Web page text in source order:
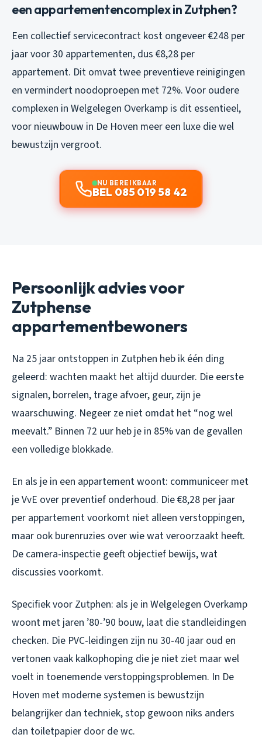
een appartementencomplex in Zutphen?
Een collectief servicecontract kost ongeveer €248 per
jaar voor 30 appartementen, dus €8,28 per
appartement. Dit omvat twee preventieve reinigingen
en vermindert noodoproepen met 72%. Voor oudere
complexen in Welgelegen Overkamp is dit essentieel,
voor nieuwbouw in De Hoven meer een luxe die wel
bewustzijn vergroot.
NU BEREIKBAAR
BEL 085 019 58 42
Persoonlijk advies voor
Zutphense
appartementbewoners
Na 25 jaar ontstoppen in Zutphen heb ik één ding
geleerd: wachten maakt het altijd duurder. Die eerste
signalen, borrelen, trage afvoer, geur, zijn je
waarschuwing. Negeer ze niet omdat het “nog wel
meevalt.” Binnen 72 uur heb je in 85% van de gevallen
een volledige blokkade.
En als je in een appartement woont: communiceer met
je VvE over preventief onderhoud. Die €8,28 per jaar
per appartement voorkomt niet alleen verstoppingen,
maar ook burenruzies over wie wat veroorzaakt heeft.
De camera-inspectie geeft objectief bewijs, wat
discussies voorkomt.
Specifiek voor Zutphen: als je in Welgelegen Overkamp
woont met jaren ’80-’90 bouw, laat die standleidingen
checken. Die PVC-leidingen zijn nu 30-40 jaar oud en
vertonen vaak kalkophoping die je niet ziet maar wel
voelt in toenemende verstoppingsproblemen. In De
Hoven met moderne systemen is bewustzijn
belangrijker dan techniek, stop gewoon niks anders
dan toiletpapier door de wc.